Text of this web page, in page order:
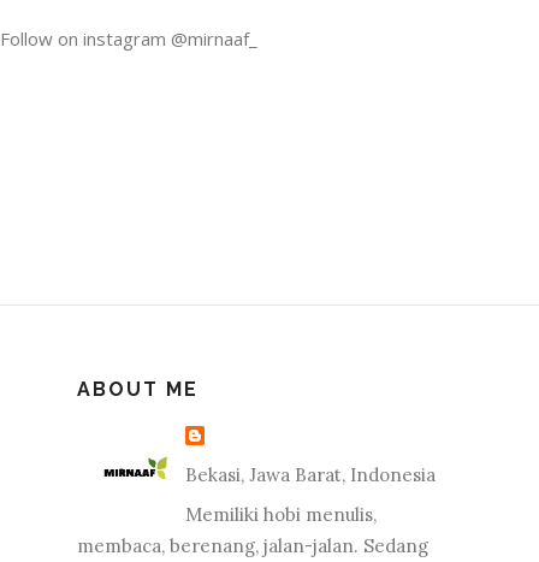
Follow on instagram @mirnaaf_
ABOUT ME
Bekasi, Jawa Barat, Indonesia
Memiliki hobi menulis,
membaca, berenang, jalan-jalan. Sedang